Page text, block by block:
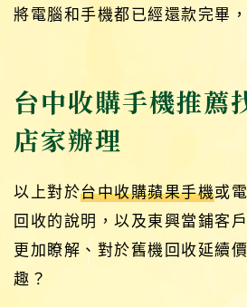
將電腦和手機都已經還款完畢
台中收購手機推薦
店家辦理
以上對於台中收購蘋果手機或
回收的說明，以及東興當鋪客
更加瞭解、對於舊機回收延續
趣？